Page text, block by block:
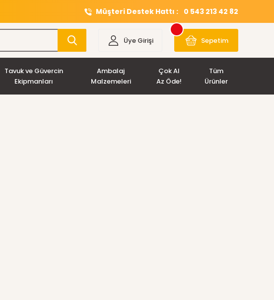
Müşteri Destek Hattı : 0 543 213 42 82
Üye Girişi Sepetim
Tavuk ve Güvercin
Ekipmanları
Ambalaj
Malzemeleri
Çok Al
Az Öde!
Tüm
Ürünler